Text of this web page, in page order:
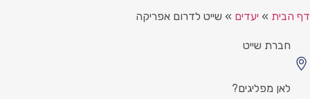
הבית» יעדים» שייט לדרום אפריקה
חברת שייט
לאן מפליגים?